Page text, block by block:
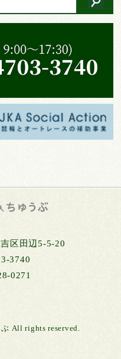
吉区田辺5-5-20
3740
0271
All rights reserved.